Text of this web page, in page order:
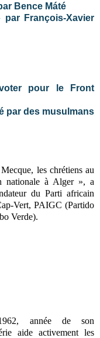
Bence Máté
François-Xavier
pour le Front
par des musulmans
les chrétiens au
nationale à Alger », a
du Parti africain
Vert, PAIGC (Partido
Verde).
année de son
aide activement les